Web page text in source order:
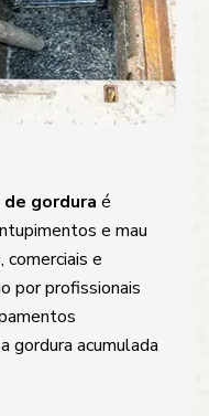
gordura é
e mau
comerciais e
por profissionais
gordura acumulada